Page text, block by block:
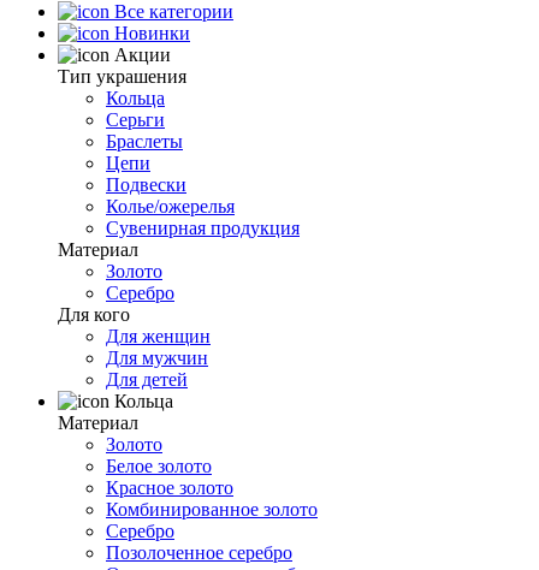
Все категории
Новинки
Акции
Тип украшения
Кольца
Серьги
Браслеты
Цепи
Подвески
Колье/ожерелья
Сувенирная продукция
Материал
Золото
Серебро
Для кого
Для женщин
Для мужчин
Для детей
Кольца
Материал
Золото
Белое золото
Красное золото
Комбинированное золото
Серебро
Позолоченное серебро